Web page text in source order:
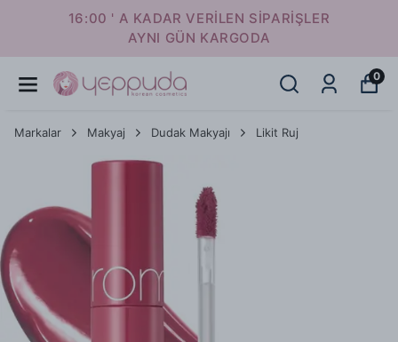
16:00 ' A KADAR VERİLEN SİPARİŞLER
AYNI GÜN KARGODA
0
Markalar Makyaj Dudak Makyajı Likit Ruj